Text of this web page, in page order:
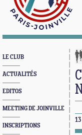
LE CLUB
ACTUALITÉS
EDITOS
MEETING DE JOINVILLE
INSCRIPTIONS